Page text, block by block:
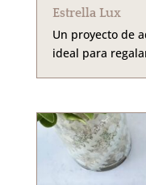
Estrella Lux
Un proyecto de
ideal para